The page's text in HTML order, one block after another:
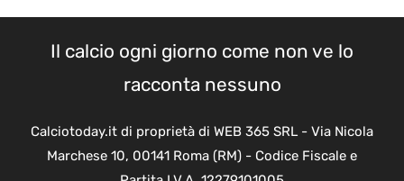
Il calcio ogni giorno come non ve lo
racconta nessuno
Calciotoday.it di proprietà di WEB 365 SRL - Via Nicola
Marchese 10, 00141 Roma (RM) - Codice Fiscale e